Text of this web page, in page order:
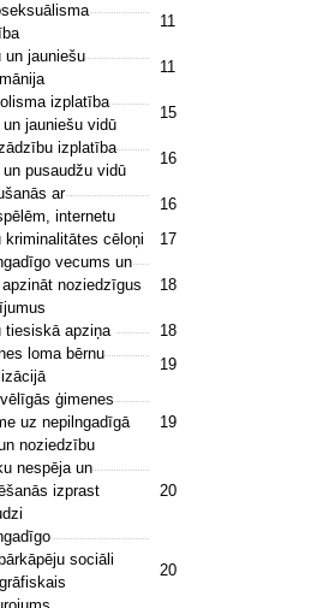
11
un jauniešu
11
izplatība
un jauniešu vidū
15
izplatība
un pusaudžu vidū
16
ar
internetu
16
kriminalitātes cēloņi 17
vecums un
noziedzīgus
18
tiesiskā apziņa
18
loma bērnu
19
ģimenes
uz nepilngadīgā
noziedzību
19
nespēja un
izprast
20
sociāli
20